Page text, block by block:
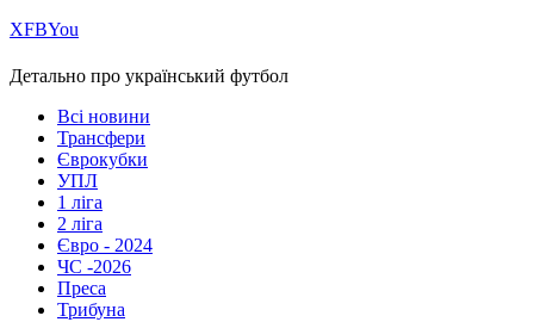
ХFBYou
Детально про український футбол
Всі новини
Трансфери
Єврокубки
УПЛ
1 ліга
2 ліга
Євро - 2024
ЧС -2026
Преса
Трибуна